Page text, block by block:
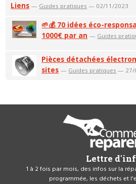
Liens — Guides pratiques — 02/11/2023
🌱💰 70 idées éco-
1000€ par an — Guides
Pièces détachées
sites — Guides pratiques — 27/
Lettre
1 à 2 fois par mois, des infos sur la
programmée, les déchets et